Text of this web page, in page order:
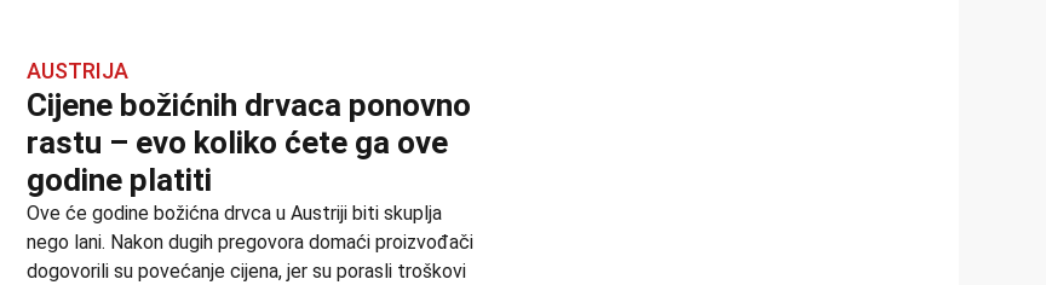
AUSTRIJA
Cijene božićnih drvaca ponovno
rastu – evo koliko ćete ga ove
godine platiti
Ove će godine božićna drvca u Austriji biti skuplja
nego lani. Nakon dugih pregovora domaći proizvođači
dogovorili su povećanje cijena, jer su porasli troškovi